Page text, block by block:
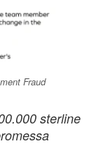
Fraud
sterline